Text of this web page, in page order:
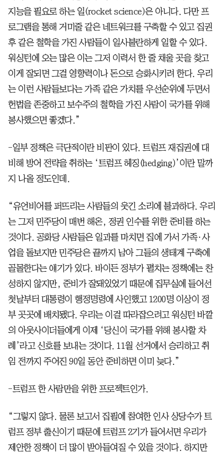
지능을 필요로 하는 일(rocket science)은 아니다. 다만 프
로그램을 통해 거미줄 같은 네트워크를 구축할 수 있고 집권
후 같은 철학을 가진 사람들이 일사불란하게 일할 수 있다.
워싱턴에 오는 많은 이는 그저 이력서 한 줄 채울 곳을 찾고
이게 잘되면 그걸 영향력이나 돈으로 승화시키려 한다. 우리
는 이런 사람들보다는 가족 같은 가치를 우선순위에 두면서
헌법을 존중하고 보수주의 철학을 가진 사람이 국가를 위해
봉사했으면 좋겠다.”
-일부 정책은 극단적이란 비판이 있다. 트럼프 재집권에 대
비해 방어 전략을 취하는 ‘트럼프 헤징(hedging)’이란 말까
지 나올 정도인데.
“유언비어를 퍼뜨리는 사람들의 웃긴 소리에 불과하다. 우리
는 그저 민주당이 매번 해온, 정권 인수를 위한 준비를 하는
것이다. 공화당 사람들은 일과를 마치면 집에 가서 가족·사
업을 돌보지만 민주당은 끝까지 남아 그들의 생태계 구축에
골몰한다는 얘기가 있다. 바이든 정부가 펼치는 정책에는 찬
성하지 않지만, 준비가 잘돼있었기 때문에 집무실에 들어선
첫날부터 대통령이 행정명령에 사인했고 1200명 이상이 정
부 곳곳에 배치됐다. 우리는 이걸 따라잡으려고 워싱턴 바깥
의 아웃사이더들에게 이제 ‘당신이 국가를 위해 봉사할 차
례’라고 신호를 보내는 것이다. 11월 선거에서 승리하고 취
임 전까지 주어진 90일 동안 준비하면 이미 늦다.”
-트럼프 한 사람만을 위한 프로젝트인가.
“그렇지 않다. 물론 보고서 집필에 참여한 인사 상당수가 트
럼프 정부 출신이기 때문에 트럼프 2기가 들어서면 우리가
제안한 정책이 더 많이 받아들여질 수 있을 것이다. 하지만